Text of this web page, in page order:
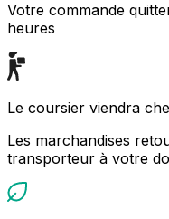
Votre commande
heures
Le coursier viendra
Les marchandises
transporteur à votre